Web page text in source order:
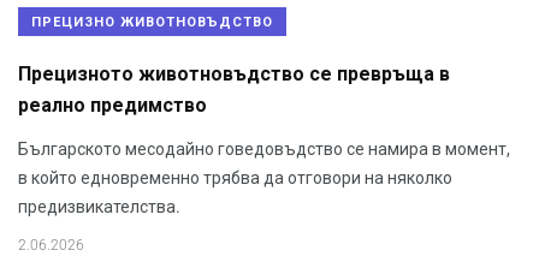
ПРЕЦИЗНО ЖИВОТНОВЪДСТВО
Прецизното животновъдство се превръща в
реално предимство
Българското месодайно говедовъдство се намира в момент,
в който едновременно трябва да отговори на няколко
предизвикателства.
2.06.2026